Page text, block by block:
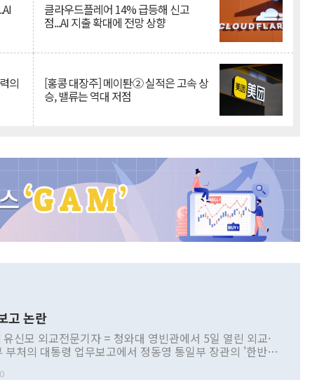
클라우드플레어 14% 급등해 신고
점...AI 지출 확대에 전망 상향
의 [홍콩 대장주] 메이퇀② 실적은 고속 상
승, 밸류는 역대 저점
고 논란
신모 외교전문기자 = 청와대 영빈관에서 5일 열린 외교·
부처의 대통령 업무보고에서 정동영 통일부 장관의 '한반도